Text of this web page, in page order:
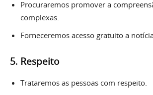
Procuraremos promover a
complexas.
Forneceremos acesso gratuito a
5. Respeito
Trataremos as pessoas com respeito.